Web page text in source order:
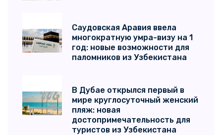
Саудовская Аравия ввела
многократную умра-визу на 1
год: новые возможности для
паломников из Узбекистана
В Дубае открылся первый в
мире круглосуточный женский
пляж: новая
достопримечательность для
туристов из Узбекистана